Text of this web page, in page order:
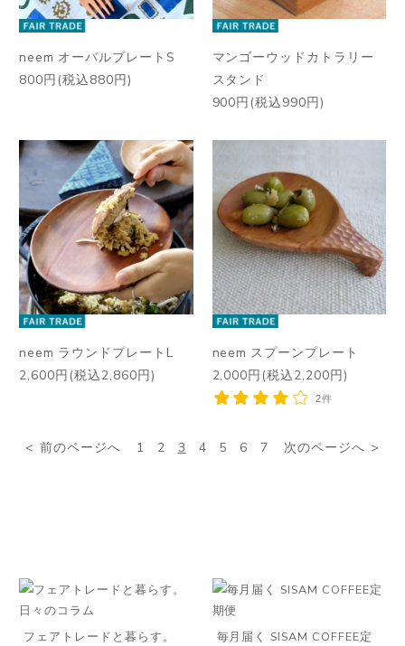
neem オーバルプレートS
800円(税込880円)
マンゴーウッドカトラリー
スタンド
900円(税込990円)
neem ラウンドプレートL
2,600円(税込2,860円)
neem スプーンプレート
2,000円(税込2,200円)
2件
前のページへ 1 2 3 4 5 6 7 次のページへ
フェアトレードと暮らす。
毎月届く SISAM COFFEE定